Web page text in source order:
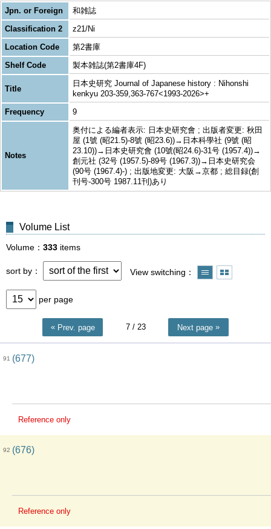
Jpn. or Foreign
和雑誌
Classification 2
z21/Ni
Location Code
第2書庫
Shelf Code
製本雑誌(第2書庫4F)
Title
日本史研究 Journal of Japanese history : Nihonshi
kenkyu 203-359,363-767<1993-2026>+
Frequency
9
Notes
奥付による編者表示: 日本史研究會 ; 出版者変更: 秋田
屋 (1號 (昭21.5)-8號 (昭23.6))→日本科學社 (9號 (昭
23.10))→日本史研究會 (10號(昭24.6)-31号 (1957.4))→
創元社 (32号 (1957.5)-89号 (1967.3))→日本史研究会
(90号 (1967.4)-) ; 出版地変更: 大阪→京都 ; 総目録(創
刊号-300号 1987.11刊)あり
Volume List
Volume 333 items
sort by View switching
per page
Prev. page 7/ 23 Next page
91 (677)
Reference only
92 (676)
Reference only